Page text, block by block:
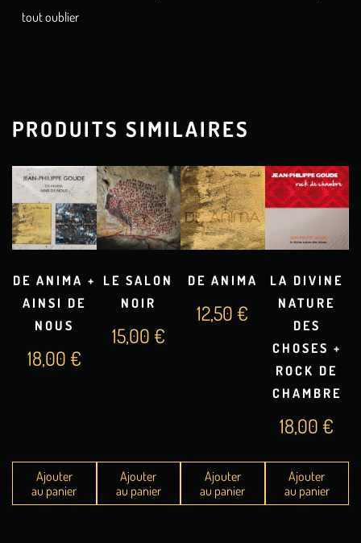
tout oublier
PRODUITS SIMILAIRES
DE ANIMA +
AINSI DE
NOUS
18,00€
Ajouter
au panier
LE SALON
NOIR
15,00€
Ajouter
au panier
DE ANIMA
12,50€
Ajouter
au panier
LA DIVINE
NATURE
DES
CHOSES +
ROCK DE
CHAMBRE
18,00€
Ajouter
au panier